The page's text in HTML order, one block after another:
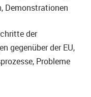
Demonstrationen
der
gegenüber der EU,
Probleme